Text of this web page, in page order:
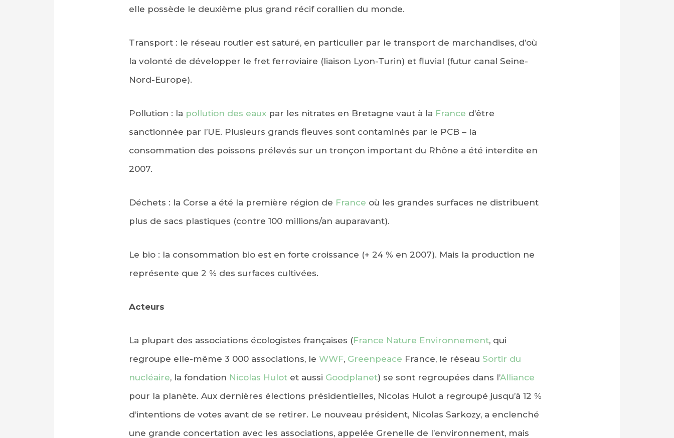
elle possède le deuxième plus grand récif corallien du monde.
Transport : le réseau routier est saturé, en particulier par le transport de marchandises, d’où
la volonté de développer le fret ferroviaire (liaison Lyon-Turin) et fluvial (futur canal Seine-
Nord-Europe).
Pollution : la pollution des eauxpar les nitrates en Bretagne vaut à la France d’être
sanctionnée par l’UE. Plusieurs grands fleuves sont contaminés par le PCB – la
consommation des poissons prélevés sur un tronçon important du Rhône a été interdite en
2007.
Déchets : la Corse a été la première région de France où les grandes surfaces ne distribuent
plus de sacs plastiques (contre 100 millions/an auparavant).
Le bio : la consommation bio est en forte croissance (+ 24 % en 2007). Mais la production ne
représente que 2 % des surfaces cultivées.
Acteurs
La plupart des associations écologistes françaises (France Nature Environnement, qui
regroupe elle-même 3 000 associations, le WWF, Greenpeace France, le réseau Sortir du
nucléaire, la fondation Nicolas Hulotet aussi Goodplanet) se sont regroupées dans l’Alliance
pour la planète. Aux dernières élections présidentielles, Nicolas Hulot a regroupé jusqu’à 12 %
d’intentions de votes avant de se retirer. Le nouveau président, Nicolas Sarkozy, a enclenché
une grande concertation avec les associations, appelée Grenelle de l’environnement, mais